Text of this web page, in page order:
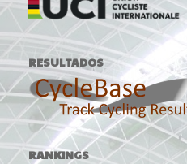
RESULTADOS
RANKINGS